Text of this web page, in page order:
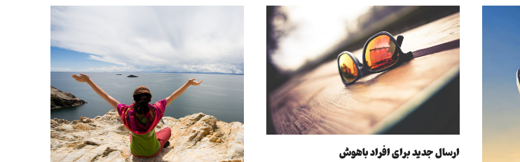
ارسال جدید برای افراد باهوش